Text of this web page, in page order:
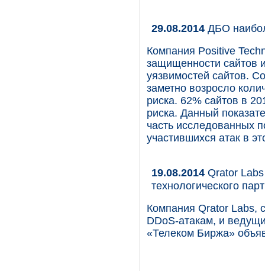
29.08.2014 ДБО
Компания Positive
защищенности сайтов
уязвимостей сайтов.
заметно возросло
риска. 62% сайтов в
риска. Данный
часть исследованных
участившихся атак в
19.08.2014 Qrator
технологического
Компания Qrator Labs,
DDoS-атакам, и
«Телеком Биржа»